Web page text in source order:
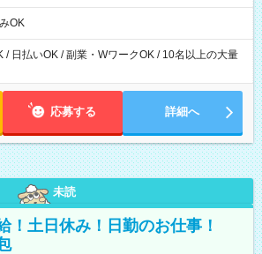
OK
/ 日払いOK / 副業・WワークOK / 10名以上の大量
応募する 詳細へ
未読
！土日休み！日勤のお仕事！